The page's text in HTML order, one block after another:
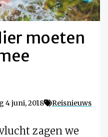
moeten
4 juni, 2018 Reisnieuws
zagen we